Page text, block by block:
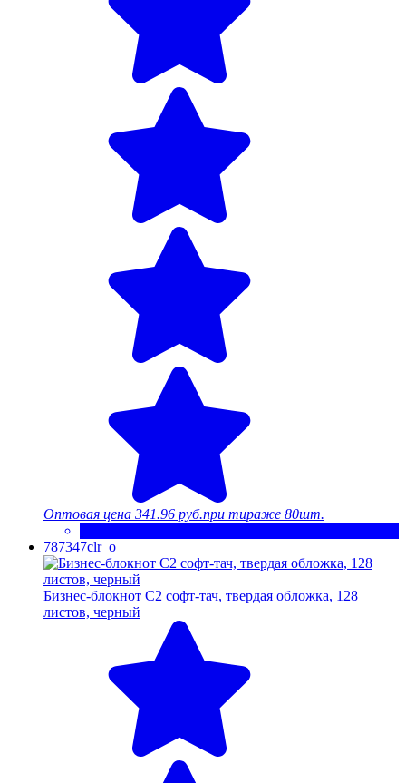
Оптовая цена 341.96 руб.при тираже 80шт.
787347clr_o
Бизнес-блокнот C2 софт-тач, твердая обложка, 128
листов, черный